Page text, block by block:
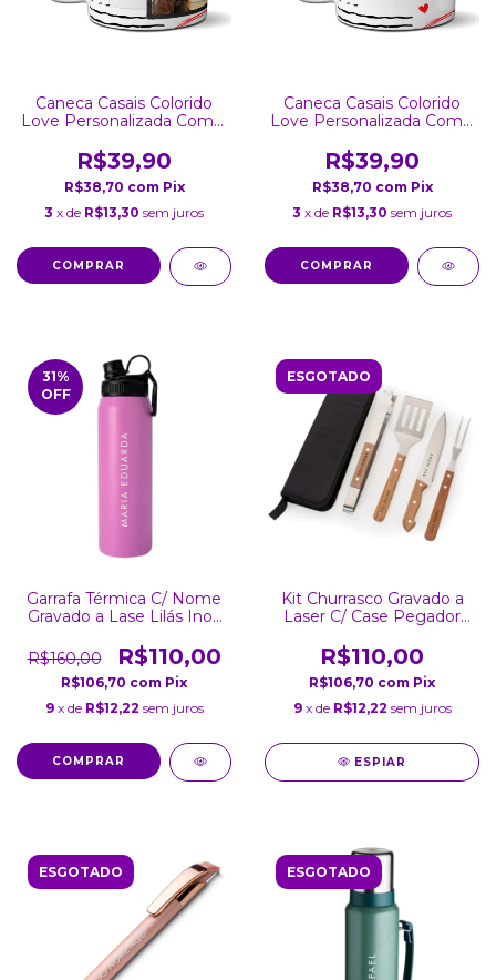
Caneca Casais Colorido
Love Personalizada Com 2
R$39,90
R$38,70 com Pix
3 x de R$13,30 sem juros
COMPRAR
Caneca Casais Colorido
Love Personalizada Com 1
R$39,90
R$38,70 com Pix
3 x de R$13,30 sem juros
COMPRAR
31%
OFF
Garrafa Térmica C/ Nome
Gravado a Lase Lilás Inox
800Ml
R$160,00 R$110,00
R$106,70 com Pix
9 x de R$12,22 sem juros
ESGOTADO
Kit Churrasco Gravado a
Laser C/ Case Pegador
R$110,00
R$106,70 com Pix
9 x de R$12,22 sem juros
ESPIAR
ESGOTADO ESGOTADO